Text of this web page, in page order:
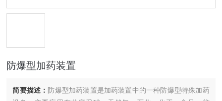
防爆型加药装置
简要描述： 防爆型加药装置是加药装置中的一种防爆型特殊加药